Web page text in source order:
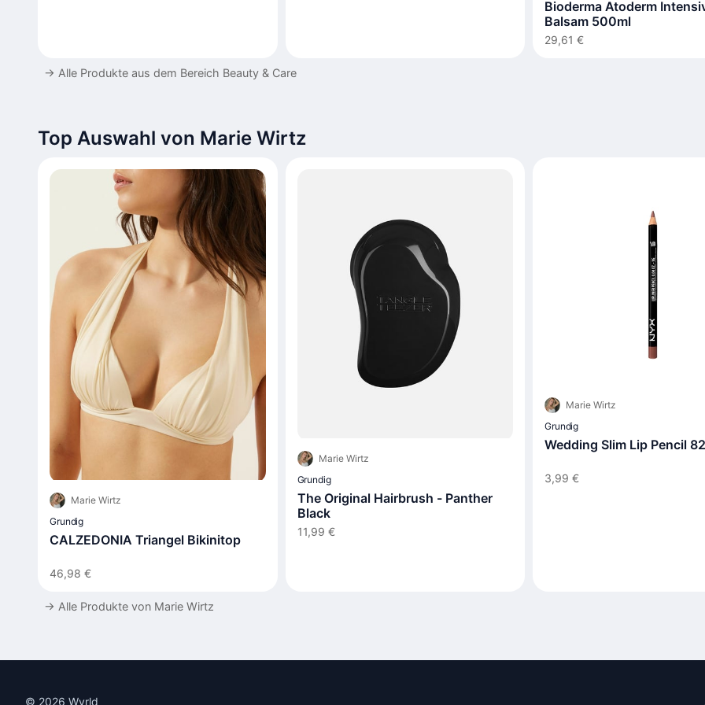
Bioderma Atoderm
Balsam 500ml
29,61 €
→ Alle Produkte aus dem Bereich Beauty & Care
Top Auswahl von Marie Wirtz
Marie Wirtz
Grundig
CALZEDONIA Triangel Bikinitop
46,98 €
Marie Wirtz
Grundig
The Original Hairbrush - Panther
Black
11,99 €
Marie Wirtz
Grundig
Wedding Slim Lip Pencil
3,99 €
→ Alle Produkte von Marie Wirtz
© 2026 Wyrld